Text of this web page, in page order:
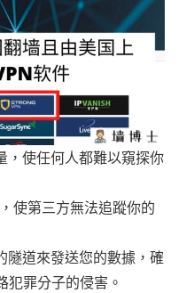
，使任何人都難以窺探你
使第三方無法追蹤你的
隧道來發送您的數據，確
犯罪分子的侵害。